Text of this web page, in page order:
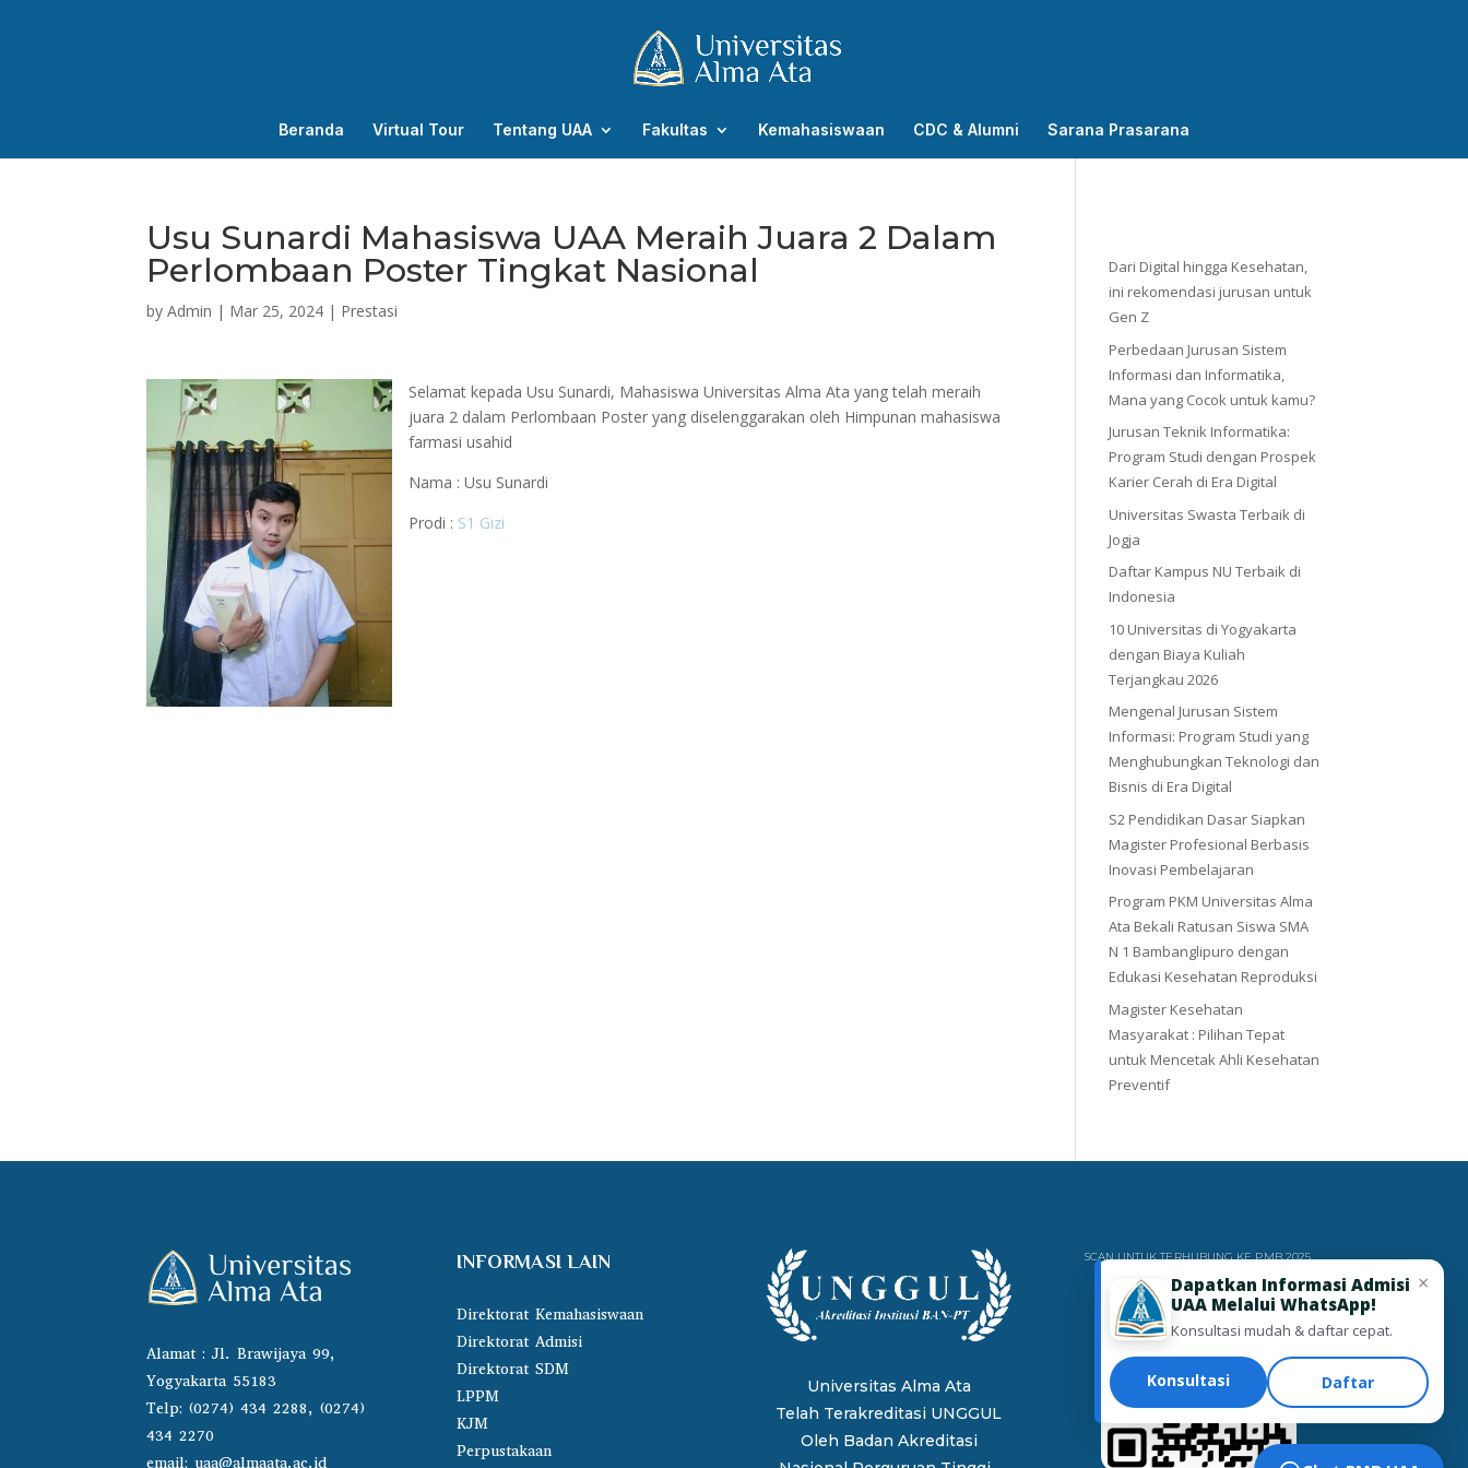
Beranda Virtual Tour Tentang UAA Fakultas Kemahasiswaan CDC & Alumni Sarana Prasarana
Usu Sunardi Mahasiswa UAA Meraih Juara 2 Dalam
Perlombaan Poster Tingkat Nasional
byAdmin | Mar 25, 2024 | Prestasi
Selamat kepada Usu Sunardi, Mahasiswa Universitas Alma Ata yang telah meraih
juara 2 dalam Perlombaan Poster yang diselenggarakan oleh Himpunan mahasiswa
farmasi usahid
Nama : Usu Sunardi
Prodi : S1 Gizi
Dari Digital hingga Kesehatan,
ini rekomendasi jurusan untuk
Gen Z
Perbedaan Jurusan Sistem
Informasi dan Informatika,
Mana yang Cocok untuk kamu?
Jurusan Teknik Informatika:
Program Studi dengan Prospek
Karier Cerah di Era Digital
Universitas Swasta Terbaik di
Jogja
Daftar Kampus NU Terbaik di
Indonesia
10 Universitas di Yogyakarta
dengan Biaya Kuliah
Terjangkau 2026
Mengenal Jurusan Sistem
Informasi: Program Studi yang
Menghubungkan Teknologi dan
Bisnis di Era Digital
S2 Pendidikan Dasar Siapkan
Magister Profesional Berbasis
Inovasi Pembelajaran
Program PKM Universitas Alma
Ata Bekali Ratusan Siswa SMA
N 1 Bambanglipuro dengan
Edukasi Kesehatan Reproduksi
Magister Kesehatan
Masyarakat : Pilihan Tepat
untuk Mencetak Ahli Kesehatan
Preventif
Alamat : Jl. Brawijaya 99,
Yogyakarta 55183
Telp: (0274) 434 2288, (0274)
434 2270
email:uaa@almaata.ac.id
INFORMASI LAIN
Direktorat Kemahasiswaan
Direktorat Admisi
Direktorat SDM
LPPM
KJM
Perpustakaan
Universitas Alma Ata
Telah Terakreditasi UNGGUL
Oleh Badan Akreditasi
SCAN UNTUK TERHUBUNG KE PMB 2025
×
Dapatkan Informasi Admisi
UAA Melalui WhatsApp!
Konsultasi mudah & daftar cepat.
Konsultasi Daftar